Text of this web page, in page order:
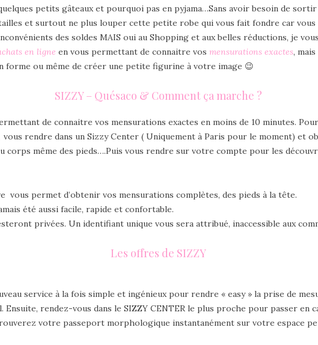
petits gâteaux et pourquoi pas en pyjama…Sans avoir besoin de
et surtout ne plus louper cette petite robe qui vous fait fondre car vous
des soldes MAIS oui au Shopping et aux belles réductions, je
en ligne en vous permettant de connaitre vos mensurations exactes,
forme ou même de créer une petite figurine à votre image 😉
SIZZY – Quésaco & Comment ça marche ?
de connaitre vos mensurations exactes en moins de 10 minutes.
rendre dans un Sizzy Center ( Uniquement à Paris pour le moment) et
corps même des pieds….Puis vous rendre sur votre compte pour les
vous permet d’obtenir vos mensurations complètes, des pieds à la tête.
été aussi facile, rapide et confortable.
privées. Un identifiant unique vous sera attribué, inaccessible aux
Les offres de SIZZY
service à la fois simple et ingénieux pour rendre « easy » la prise de
rendez-vous dans le SIZZY CENTER le plus proche pour passer en
votre passeport morphologique instantanément sur votre espace